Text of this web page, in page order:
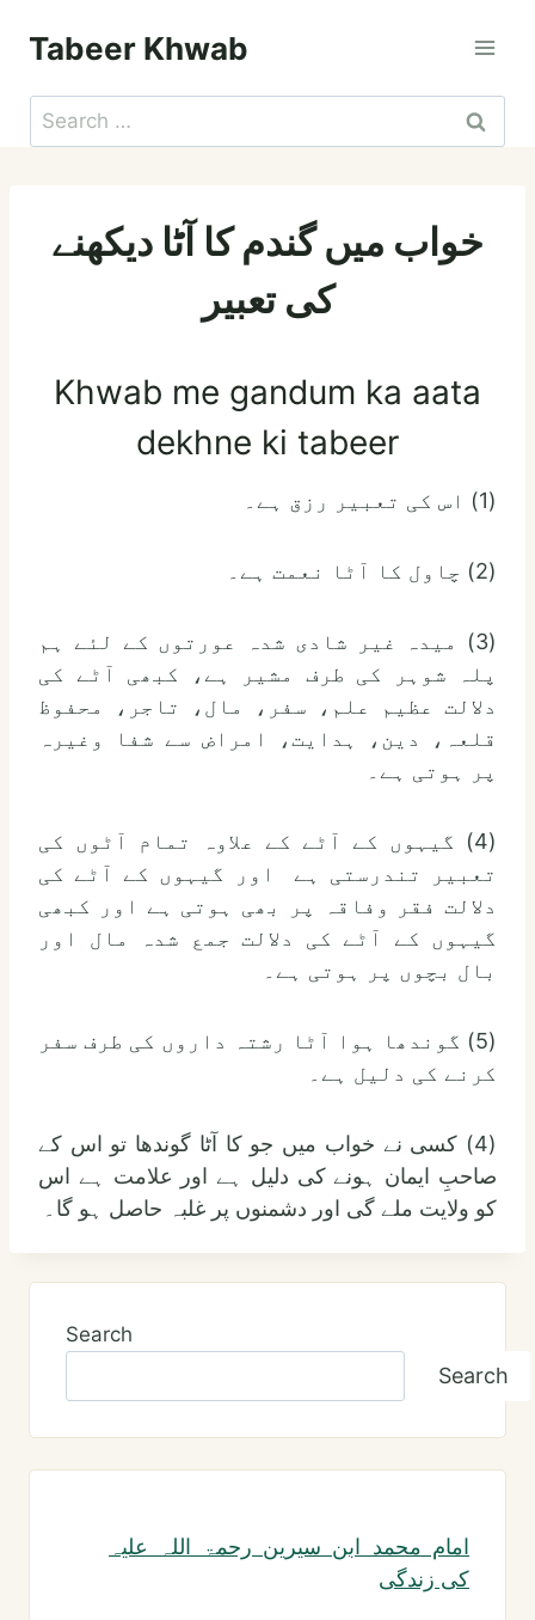
Tabeer Khwab
Search
for:
خواب میں گندم کا آٹا دیکھنے
کی تعبیر
Khwab me gandum ka aata
dekhne ki tabeer
(1) اس کی تعبیر رزق ہے۔
(2) چاول کا آٹا نعمت ہے۔
(3) میدہ غیر شادی شدہ عورتوں کے لئے ہم
پلہ شوہر کی طرف مشیر ہے، کبھی آٹے کی
دلالت عظیم علم، سفر، مال، تاجر، محفوظ
قلعہ، دین، ہدایت، امراض سے شفا وغیرہ
پر ہوتی ہے۔
(4) گیہوں کے آٹے کے علاوہ تمام آٹوں کی
تعبیر تندرستی ہے اور گیہوں کے آٹے کی
دلالت فقر وفاقہ پر بھی ہوتی ہے اور کبھی
گیہوں کے آٹے کی دلالت جمع شدہ مال اور
بال بچوں پر ہوتی ہے۔
(5) گوندھا ہوا آٹا رشتہ داروں کی طرف سفر
کرنے کی دلیل ہے۔
(4) کسی نے خواب میں جو کا آٹا گوندھا تو اس کے
صاحبِ ایمان ہونے کی دلیل ہے اور علامت ہے اس
کو ولایت ملے گی اور دشمنوں پر غلبہ حاصل ہو گا۔
Search
Search
امام محمد ابن سیرین رحمۃ اللہ علیہ
کی زندگی